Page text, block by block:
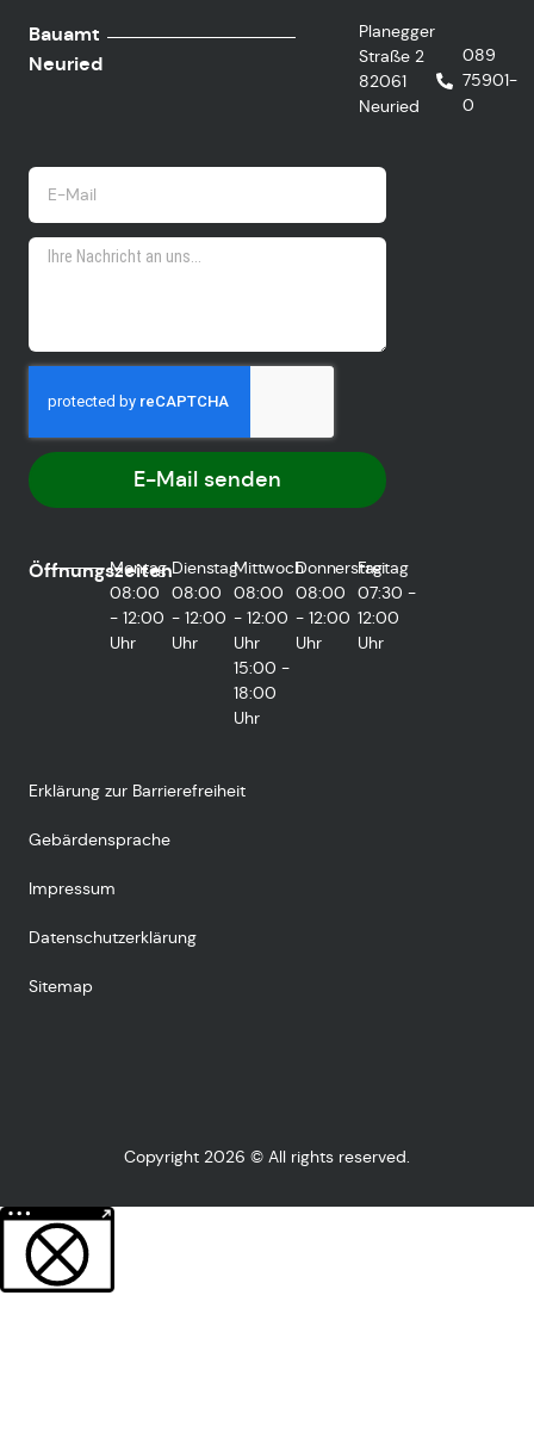
Bauamt
Neuried
Planegger
Straße 2
82061
Neuried
089
75901-
0
E-Mail senden
Öffnungszeiten
Montag
08:00
- 12:00
Uhr
Dienstag
08:00
- 12:00
Uhr
Mittwoch
08:00
- 12:00
Uhr
15:00 -
18:00
Uhr
Donnerstag
08:00
- 12:00
Uhr
Freitag
07:30 -
12:00
Uhr
Erklärung zur Barrierefreiheit
Gebärdensprache
Impressum
Datenschutzerklärung
Sitemap
Copyright 2026 © All rights reserved.
Weitere Informationen über den gesperrten Inhalt.